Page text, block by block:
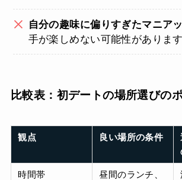
自分の趣味に偏りすぎたマニア
手が楽しめない可能性があります
比較表：初デートの場所選びの
観点 良い場所の条件
時間帯
昼間のランチ、